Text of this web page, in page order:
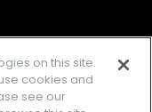
instagramtwitter
on this site.
cookies and
see our